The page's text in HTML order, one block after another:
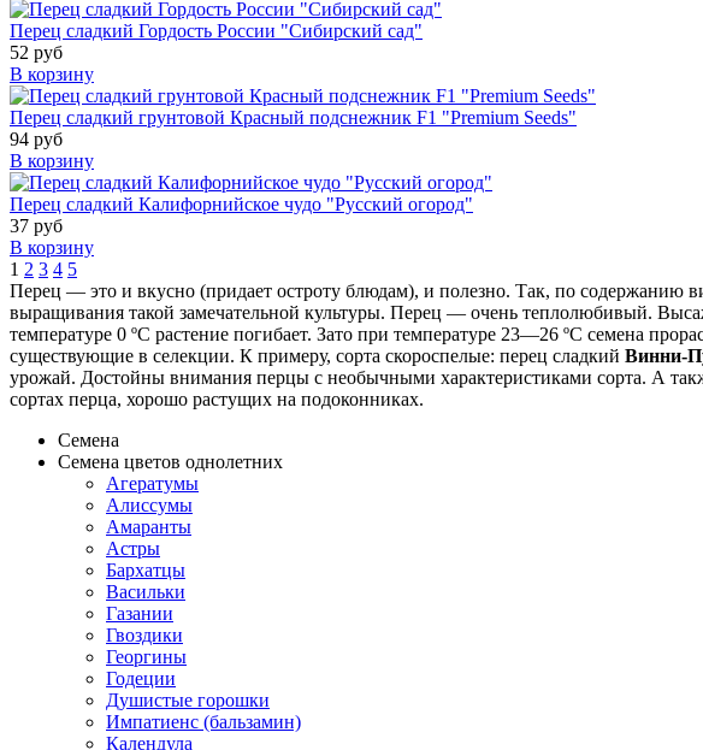
Перец сладкий Гордость России "Сибирский сад"
52 руб
В корзину
Перец сладкий грунтовой Красный подснежник F1 "Premium Seeds"
94 руб
В корзину
Перец сладкий Калифорнийское чудо "Русский огород"
37 руб
В корзину
1 2 3 4 5
Перец — это и вкусно (придает остроту блюдам), и полезно. Так, по содержанию
выращивания такой замечательной культуры. Перец — очень теплолюбивый.
температуре 0 ºС растение погибает. Зато при температуре 23—26 ºC семена
существующие в селекции. К примеру, сорта скороспелые: перец сладкий Винни-
урожай. Достойны внимания перцы с необычными характеристиками сорта. А
сортах перца, хорошо растущих на подоконниках.
Семена
Семена цветов однолетних
Агератумы
Алиссумы
Амаранты
Астры
Бархатцы
Васильки
Газании
Гвоздики
Георгины
Годеции
Душистые горошки
Импатиенс (бальзамин)
Календула